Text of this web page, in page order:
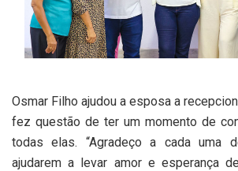
Osmar Filho ajudou a esposa a
fez questão de ter um momento de
todas elas. “Agradeço a cada uma
ajudarem a levar amor e esperança